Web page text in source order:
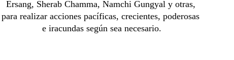
Ersang, Sherab Chamma, Namchi Gungyal y otras,
para realizar acciones pacíficas, crecientes, poderosas
e iracundas según sea necesario.